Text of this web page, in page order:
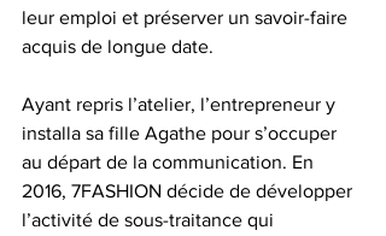
leur emploi et préserver un savoir-faire
acquis de longue date.
Ayant repris l’atelier, l’entrepreneur y
installa sa fille Agathe pour s’occuper
au départ de la communication. En
2016, 7FASHION décide de développer
l’activité de sous-traitance qui